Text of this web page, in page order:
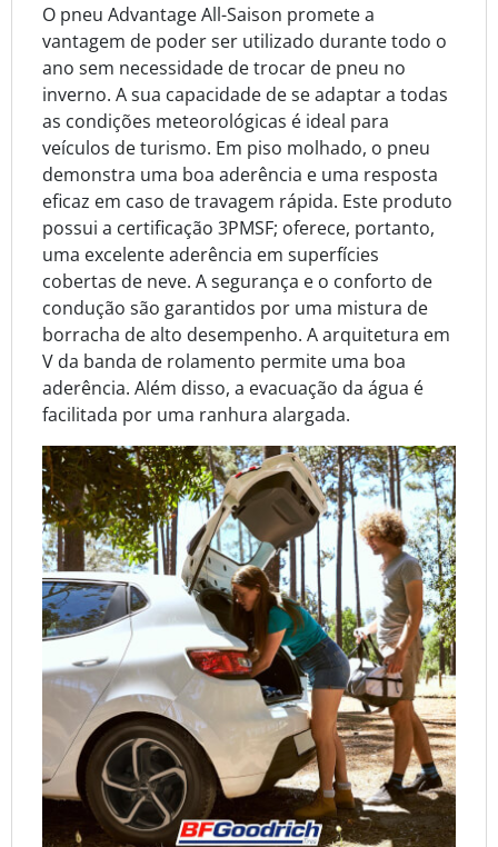
O pneu Advantage All-Saison promete a
vantagem de poder ser utilizado durante todo o
ano sem necessidade de trocar de pneu no
inverno. A sua capacidade de se adaptar a todas
as condições meteorológicas é ideal para
veículos de turismo. Em piso molhado, o pneu
demonstra uma boa aderência e uma resposta
eficaz em caso de travagem rápida. Este produto
possui a certificação 3PMSF; oferece, portanto,
uma excelente aderência em superfícies
cobertas de neve. A segurança e o conforto de
condução são garantidos por uma mistura de
borracha de alto desempenho. A arquitetura em
V da banda de rolamento permite uma boa
aderência. Além disso, a evacuação da água é
facilitada por uma ranhura alargada.